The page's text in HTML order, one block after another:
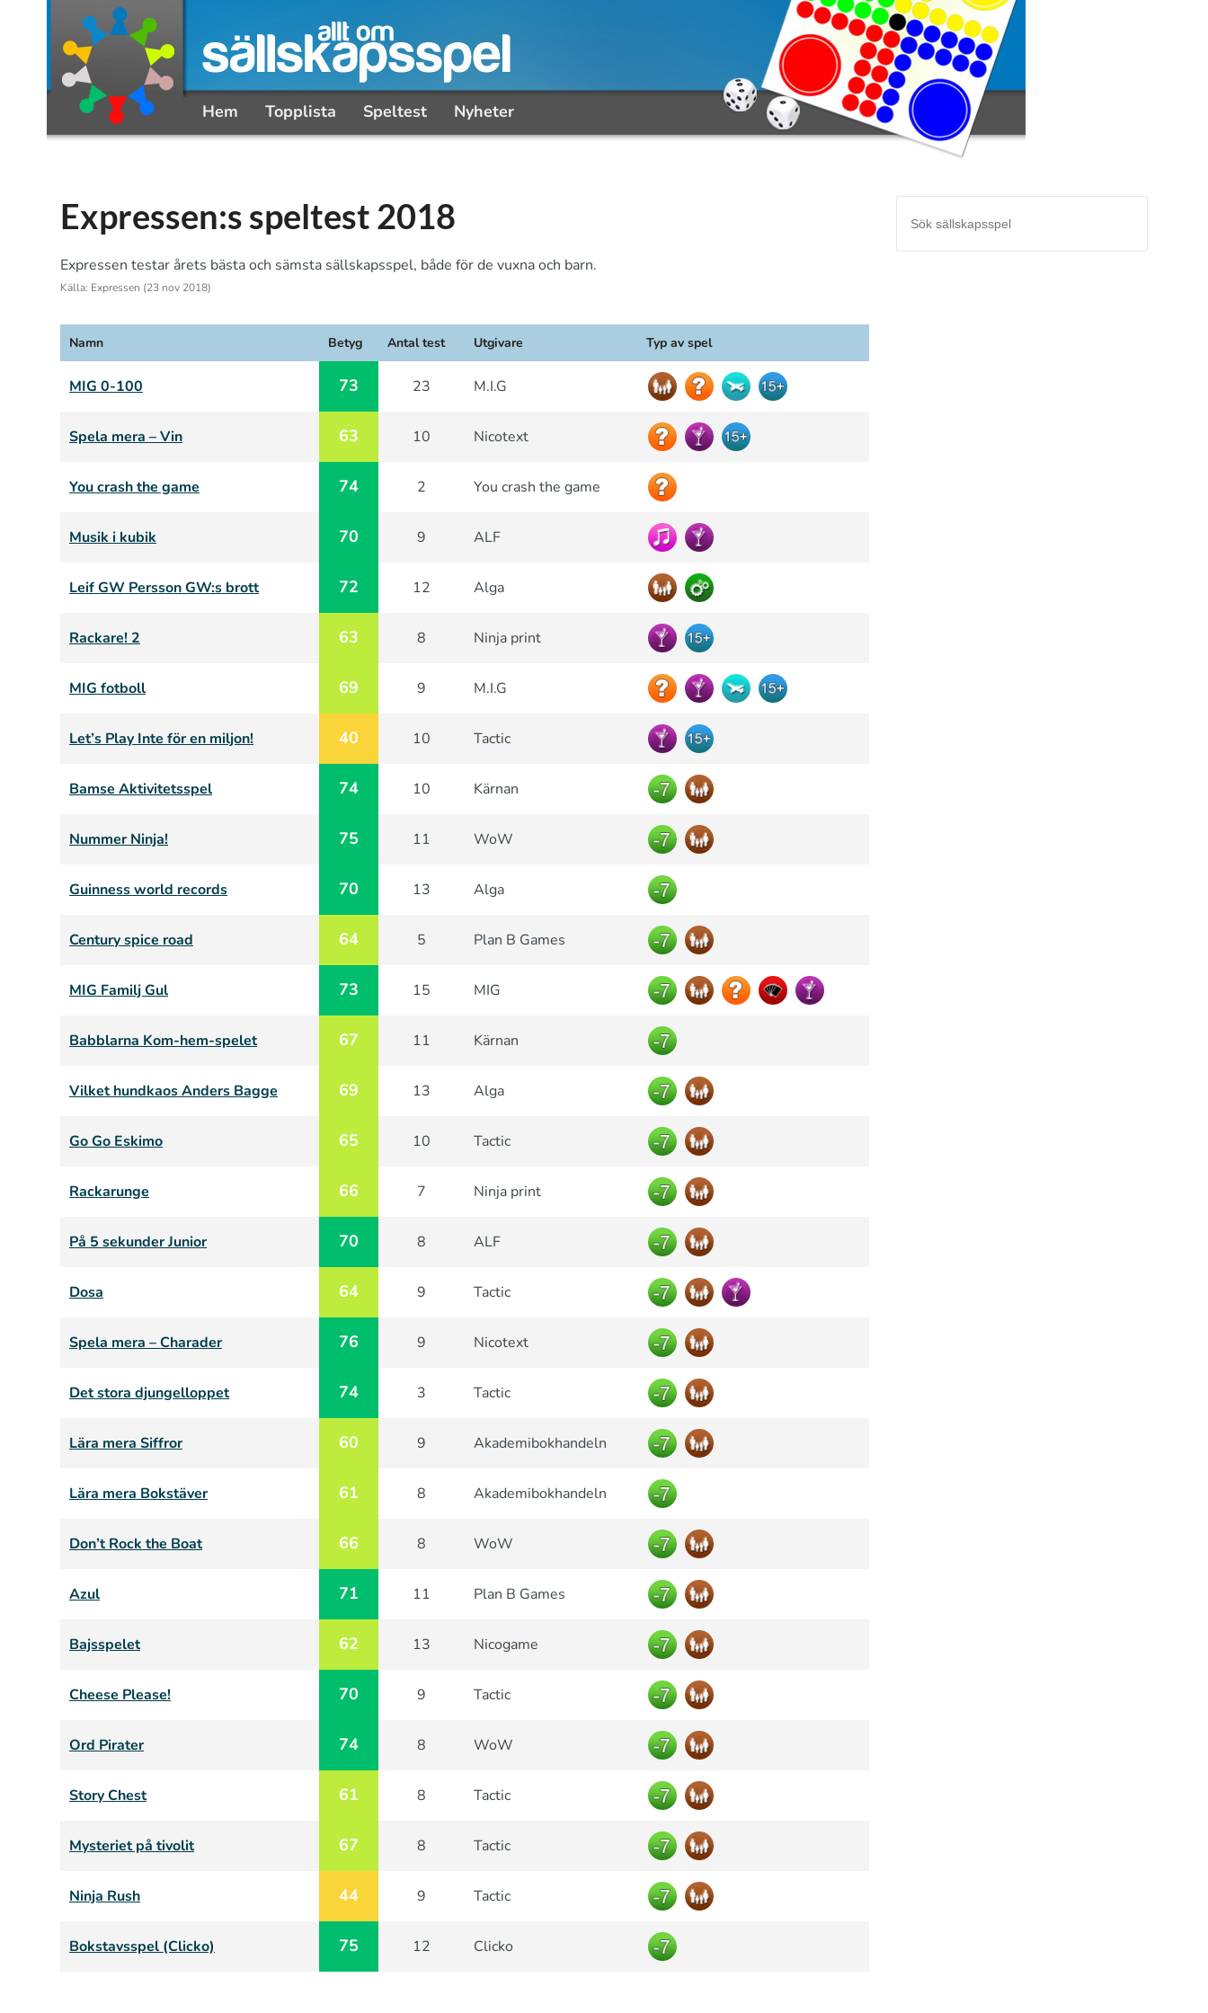
Hem Topplista Speltest Nyheter
Expressen:s speltest 2018
Expressen testar årets bästa och sämsta sällskapsspel, både för de vuxna och barn.
Källa: Expressen (23 nov 2018)
Namn Betyg Antal test Utgivare Typ av spel
MIG 0-100 73 23 M.I.G
Spela mera – Vin 63 10 Nicotext
You crash the game 74 2 You crash the game
Musik i kubik 70 9 ALF
Leif GW Persson GW:s brott 72 12 Alga
Rackare! 2 63 8 Ninja print
MIG fotboll 69 9 M.I.G
Let’s Play Inte för en miljon! 40 10 Tactic
Bamse Aktivitetsspel 74 10 Kärnan
Nummer Ninja! 75 11 WoW
Guinness world records 70 13 Alga
Century spice road 64 5 Plan B Games
MIG Familj Gul 73 15 MIG
Babblarna Kom-hem-spelet 67 11 Kärnan
Vilket hundkaos Anders Bagge 69 13 Alga
Go Go Eskimo 65 10 Tactic
Rackarunge 66 7 Ninja print
På 5 sekunder Junior 70 8 ALF
Dosa 64 9 Tactic
Spela mera – Charader 76 9 Nicotext
Det stora djungelloppet 74 3 Tactic
Lära mera Siffror 60 9 Akademibokhandeln
Lära mera Bokstäver 61 8 Akademibokhandeln
Don’t Rock the Boat 66 8 WoW
Azul 71 11 Plan B Games
Bajsspelet 62 13 Nicogame
Cheese Please! 70 9 Tactic
Ord Pirater 74 8 WoW
Story Chest 61 8 Tactic
Mysteriet på tivolit 67 8 Tactic
Ninja Rush 44 9 Tactic
Bokstavsspel (Clicko) 75 12 Clicko